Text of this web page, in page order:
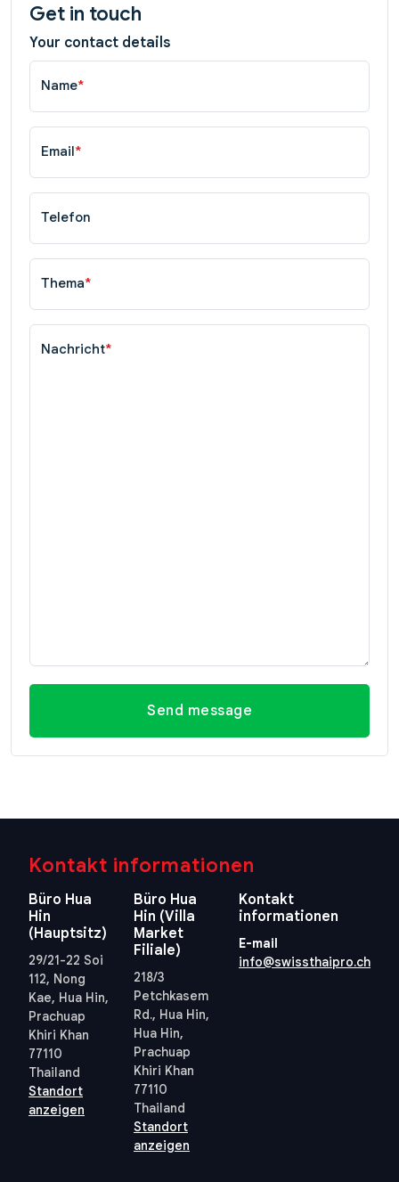
Get in touch
Your contact details
Name*
Email*
Telefon
Thema*
Nachricht*
Send message
Kontakt informationen
Büro Hua
Hin
(Hauptsitz)
29/21-22 Soi
112, Nong
Kae, Hua Hin,
Prachuap
Khiri Khan
77110
Thailand
Standort
anzeigen
Büro Hua
Hin (Villa
Market
Filiale)
218/3
Petchkasem
Rd., Hua Hin,
Hua Hin,
Prachuap
Khiri Khan
77110
Thailand
Standort
anzeigen
Kontakt
informationen
E-mail
info@swissthaipro.ch